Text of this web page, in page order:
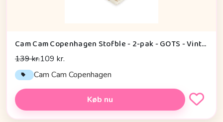
Cam Cam Copenhagen Stofble - 2-pak - GOTS - Vintage Toys
139 kr.109 kr.
Cam Cam Copenhagen
Køb nu